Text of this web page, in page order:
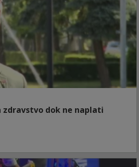
zdravstvo dok ne naplati